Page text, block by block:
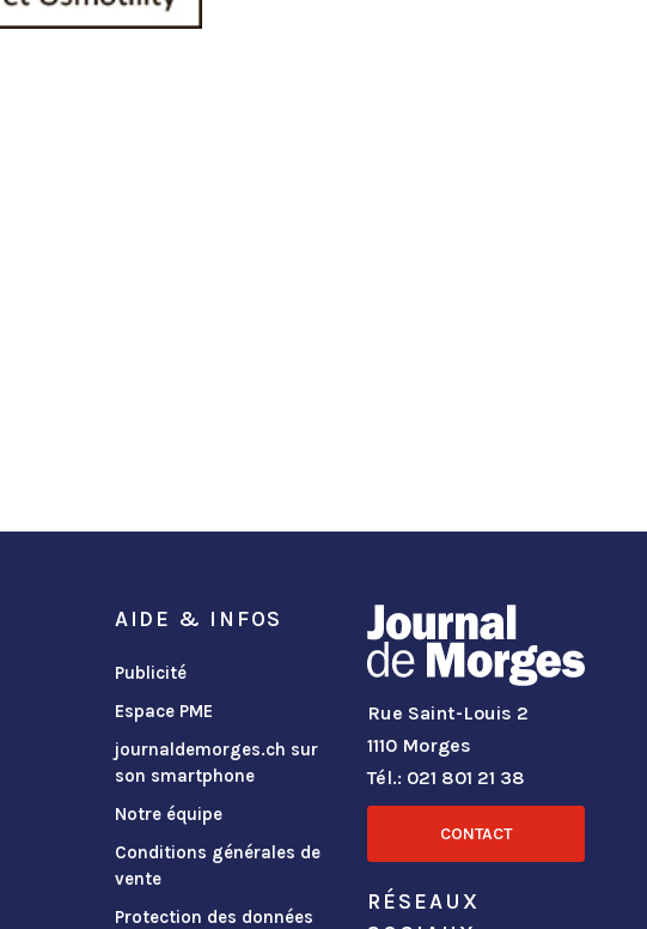
AIDE & INFOS
Publicité
Espace PME
journaldemorges.ch sur
son smartphone
Notre équipe
Conditions générales de
vente
Protection des données
Rue Saint-Louis 2
1110 Morges
Tél.: 021 801 21 38
CONTACT
RÉSEAUX